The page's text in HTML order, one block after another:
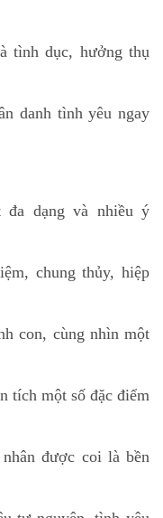
tình dục, hưởng thụ
danh tình yêu ngay
đa dạng và nhiều ý
chung thủy, hiệp
con, cùng nhìn một
tích một số đặc điểm
được coi là bền